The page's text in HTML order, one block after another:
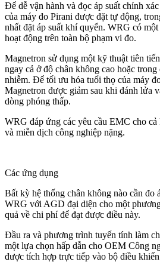
Để dễ vận hành và đọc áp suất chính
của máy đo Pirani được đặt tự động,
nhất đặt áp suất khí quyển. WRG có
hoạt động trên toàn bộ phạm vi đo.
Magnetron sử dụng một kỹ thuật tiên
ngay cả ở độ chân không cao hoặc
nhiễm. Để tối ưu hóa tuổi thọ của máy
Magnetron được giảm sau khi đánh lửa
dòng phóng thấp.
WRG đáp ứng các yêu cầu EMC cho
và miễn dịch công nghiệp nặng.
Các ứng dụng
Bất kỳ hệ thống chân không nào cần đo
WRG với AGD đại diện cho một
quả về chi phí để đạt được điều này.
Đầu ra và phương trình tuyến tính làm
một lựa chọn hấp dẫn cho OEM Công
được tích hợp trực tiếp vào bộ điều